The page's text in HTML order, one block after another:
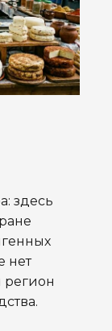
здесь
нет
регион